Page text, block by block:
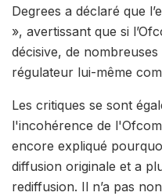
Degrees a déclaré que
», avertissant que si
décisive, de
régulateur lui-même
Les critiques se sont
l'incohérence de
encore expliqué
diffusion originale et a
rediffusion. Il n’a pas